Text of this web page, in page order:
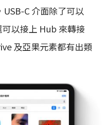
C 介面除了可以
以接上 Hub 來轉接
及亞果元素都有出類